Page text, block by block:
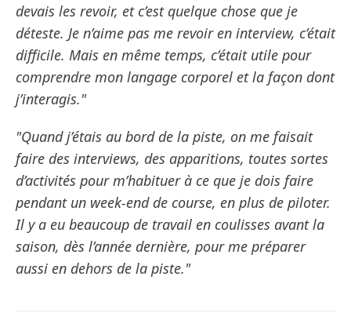
devais les revoir, et c’est quelque chose que je
déteste. Je n’aime pas me revoir en interview, c’était
difficile. Mais en même temps, c’était utile pour
comprendre mon langage corporel et la façon dont
j’interagis."
"Quand j’étais au bord de la piste, on me faisait
faire des interviews, des apparitions, toutes sortes
d’activités pour m’habituer à ce que je dois faire
pendant un week-end de course, en plus de piloter.
Il y a eu beaucoup de travail en coulisses avant la
saison, dès l’année dernière, pour me préparer
aussi en dehors de la piste."